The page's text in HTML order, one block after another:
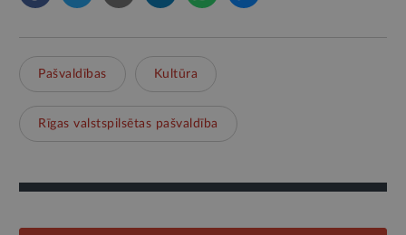
Pašvaldības Kultūra
Rīgas valstspilsētas pašvaldība